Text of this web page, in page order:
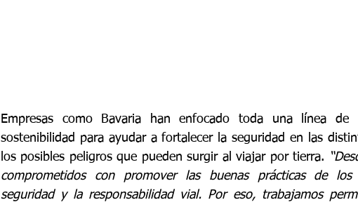
Empresas como Bavaria han enfocado toda una línea
sostenibilidad para ayudar a fortalecer la seguridad en las
los posibles peligros que pueden surgir al viajar por tierra.
comprometidos con promover las buenas prácticas de
seguridad y la responsabilidad vial. Por eso, trabajamos